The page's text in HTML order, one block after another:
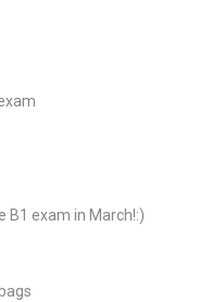
B1 exam in March!:)